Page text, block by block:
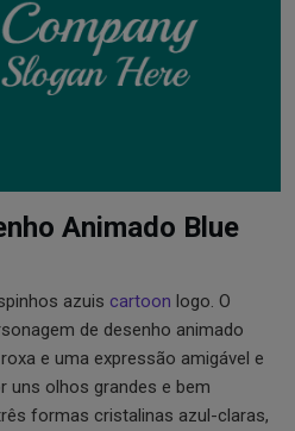
Animado Blue
azuis cartoon logo. O
de desenho animado
e uma expressão amigável e
uns olhos grandes e bem
formas cristalinas azul-claras,